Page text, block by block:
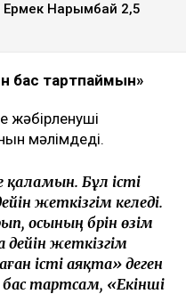
Нарымбай 2,5
бас тартпаймын»
жәбірленуші
мәлімдеді.
қаламын. Бұл істі
жеткізгім келеді.
осының бәрін өзім
жеткізгім
істі аяқта» деген
бас тартсам, «Екінші